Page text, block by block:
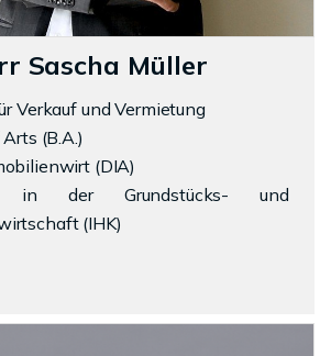
Sascha Müller
Verkauf und Vermietung
(B.A.)
(DIA)
in der Grundstücks- und
(IHK)